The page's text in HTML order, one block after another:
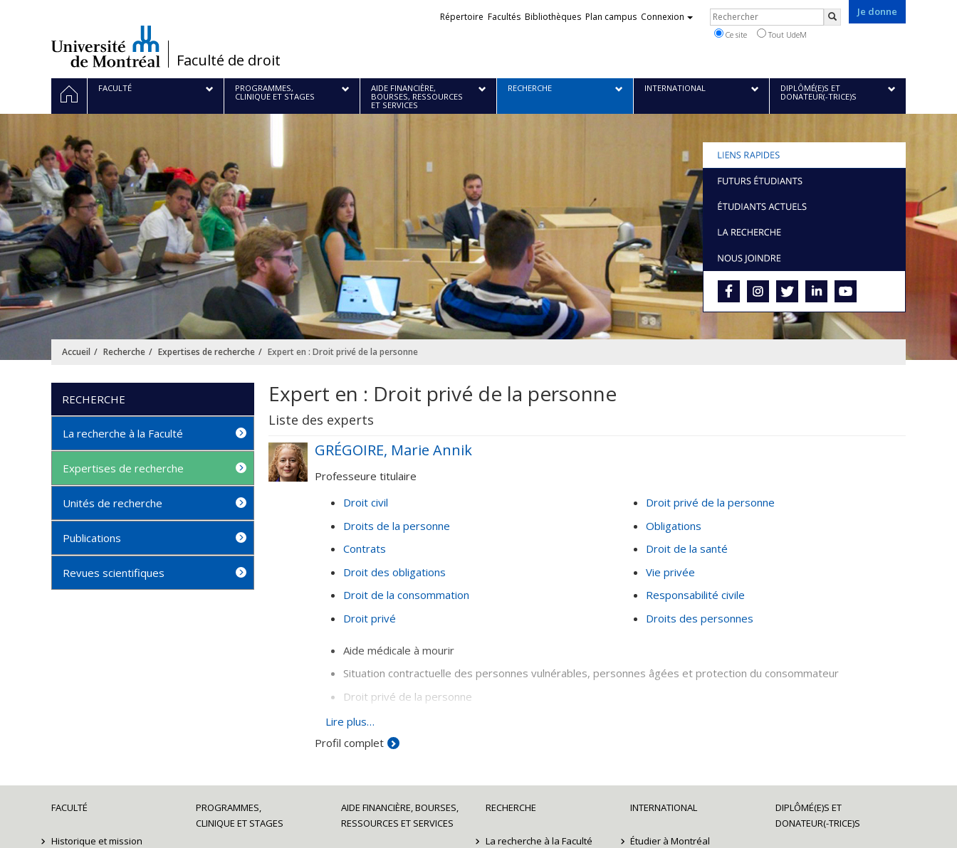
/Faculté de droit
Je donne
Liens
Répertoire Facultés Bibliothèques Plan campus Connexion Rechercher
Ce site Tout UdeM
Navigation
principale
ACCUEILFACULTÉ
PROGRAMMES,
CLINIQUE ET STAGES
AIDE FINANCIÈRE,
BOURSES, RESSOURCES
ET SERVICES
RECHERCHE INTERNATIONAL
DIPLÔMÉ(E)S ET
DONATEUR(-TRICE)S
Accueil Recherche Expertises de recherche Expert en : Droit privé de la personne
Expert en : Droit privé de la personne
Liste des experts
GRÉGOIRE, Marie Annik
Professeure titulaire
Droit civil
Droits de la personne
Contrats
Droit des obligations
Droit de la consommation
Droit privé
Droit privé de la personne
Obligations
Droit de la santé
Vie privée
Responsabilité civile
Droits des personnes
Aide médicale à mourir
Situation contractuelle des personnes vulnérables, personnes âgées et protection du consommateur
Droit privé de la personne
Discrimination (y compris l’allaitement)
Droit à l'intégrité, consentement aux soins et garde
Droit des obligations (théorie générale et fondements, bonne foi, justice contractuelle)
Contrats (louage résidentiel, cautionnement, mandat de protection, hypothèques)
Lire plus…
Profil complet
RECHERCHE
La recherche à la Faculté
Expertises de recherche
Unités de recherche
Publications
Revues scientifiques
FACULTÉ
Historique et mission
PROGRAMMES,
CLINIQUE ET STAGES
AIDE FINANCIÈRE, BOURSES,
RESSOURCES ET SERVICES
RECHERCHE
La recherche à la Faculté
INTERNATIONAL
Étudier à Montréal
DIPLÔMÉ(E)S ET
DONATEUR(-TRICE)S